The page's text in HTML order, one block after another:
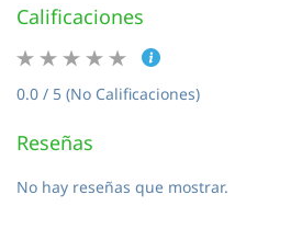
Calificaciones
0.0 / 5 (No Calificaciones)
Reseñas
No hay reseñas que mostrar.